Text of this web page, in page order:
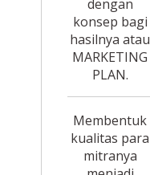
dengan
konsep bagi
hasilnya atau
MARKETING
PLAN.
Membentuk
kualitas para
mitranya